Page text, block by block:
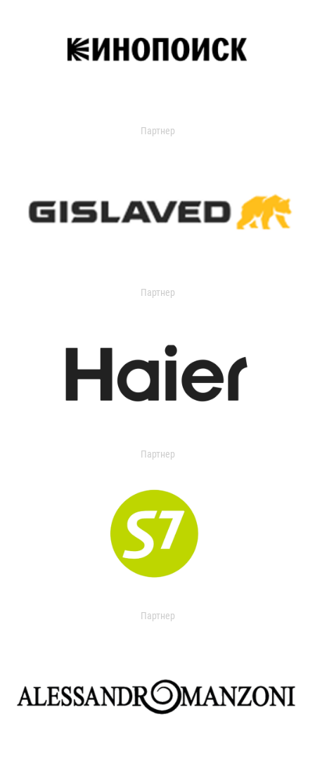
Партнер
Партнер
Партнер
Партнер